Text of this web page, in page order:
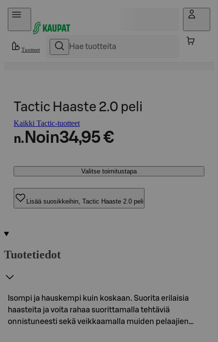
Hyppää sisältöön
Tuotteet
Tactic Haaste 2.0 peli
Kaikki Tactic-tuotteet
n. Noin34,95 €
Valitse toimitustapa
Lisää suosikkeihin, Tactic Haaste 2.0 peli
Tuotetiedot
Isompi ja hauskempi kuin koskaan. Suorita erilaisia
haasteita ja voita rahaa suorittamalla tehtäviä
onnistuneesti sekä veikkaamalla muiden pelaajien…